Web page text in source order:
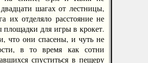
шагах от лестницы,
их отделяло расстояние не
для игры в крокет.
что они спасены, и чуть не
в то время как сотни
спуститься в пещеру